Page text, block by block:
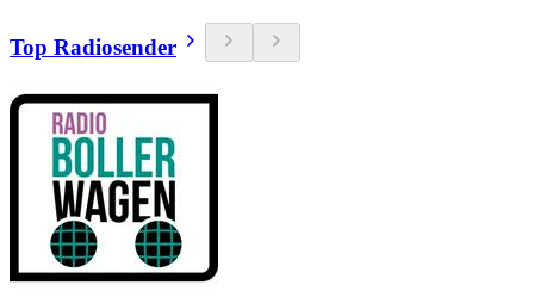
Top Radiosender